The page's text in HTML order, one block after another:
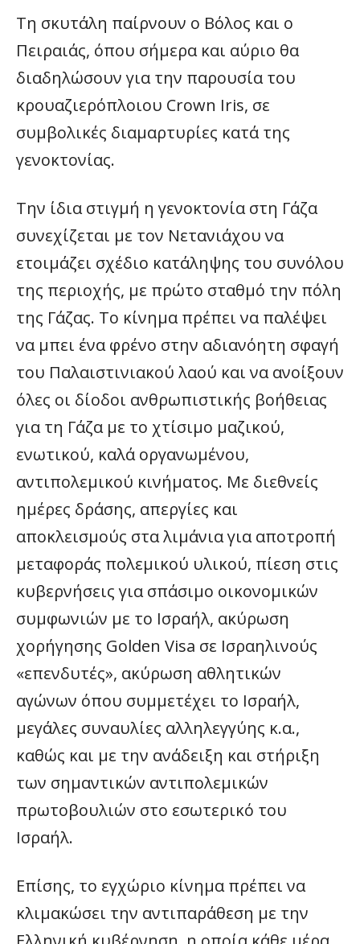
Τη σκυτάλη παίρνουν ο Βόλος και ο
Πειραιάς, όπου σήμερα και αύριο θα
διαδηλώσουν για την παρουσία του
κρουαζιερόπλοιου Crown Iris, σε
συμβολικές διαμαρτυρίες κατά της
γενοκτονίας.
Την ίδια στιγμή η γενοκτονία στη Γάζα
συνεχίζεται με τον Νετανιάχου να
ετοιμάζει σχέδιο κατάληψης του συνόλου
της περιοχής, με πρώτο σταθμό την πόλη
της Γάζας. Το κίνημα πρέπει να παλέψει
να μπει ένα φρένο στην αδιανόητη σφαγή
του Παλαιστινιακού λαού και να ανοίξουν
όλες οι δίοδοι ανθρωπιστικής βοήθειας
για τη Γάζα με το χτίσιμο μαζικού,
ενωτικού, καλά οργανωμένου,
αντιπολεμικού κινήματος. Με διεθνείς
ημέρες δράσης, απεργίες και
αποκλεισμούς στα λιμάνια για αποτροπή
μεταφοράς πολεμικού υλικού, πίεση στις
κυβερνήσεις για σπάσιμο οικονομικών
συμφωνιών με το Ισραήλ, ακύρωση
χορήγησης Golden Visa σε Ισραηλινούς
«επενδυτές», ακύρωση αθλητικών
αγώνων όπου συμμετέχει το Ισραήλ,
μεγάλες συναυλίες αλληλεγγύης κ.α.,
καθώς και με την ανάδειξη και στήριξη
των σημαντικών αντιπολεμικών
πρωτοβουλιών στο εσωτερικό του
Ισραήλ.
Επίσης, το εγχώριο κίνημα πρέπει να
κλιμακώσει την αντιπαράθεση με την